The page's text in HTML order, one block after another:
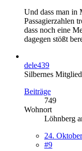
Und dass man in
Passagierzahlen
dass noch eine
dagegen stößt
dele439
Silbernes Mitglied
Beiträge
749
Wohnort
Löhnberg
24.
#9